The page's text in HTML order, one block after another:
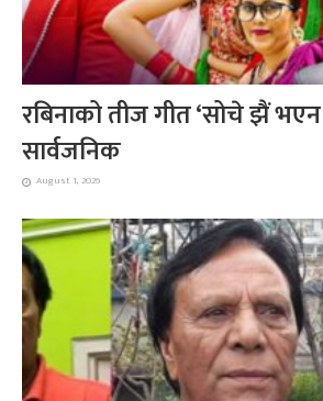
रबिनाको तीज गीत ‘सोचे झैं भएन
सार्वजनिक
August 1, 2026